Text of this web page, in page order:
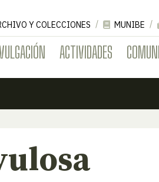
ACTIVIDADES
Y COLECCIONES MUNIBE